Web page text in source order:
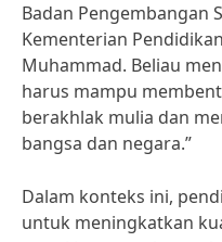
Badan Pengembangan
Kementerian
Muhammad. Beliau
harus mampu
berakhlak mulia dan
bangsa dan negara.”
Dalam konteks ini,
untuk meningkatkan